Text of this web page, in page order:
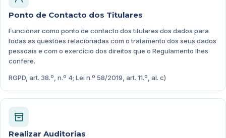
Ponto de Contacto dos Titulares
Funcionar como ponto de contacto dos titulares dos dados para
todas as questões relacionadas com o tratamento dos seus dados
pessoais e com o exercício dos direitos que o Regulamento lhes
confere.
RGPD, art. 38.º, n.º 4; Lei n.º 58/2019, art. 11.º, al. c)
Realizar Auditorias